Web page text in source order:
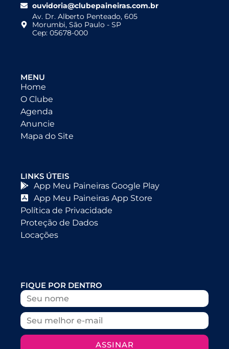
ouvidoria@clubepaineiras.com.br
Av. Dr. Alberto Penteado, 605
Morumbi, São Paulo - SP
Cep: 05678-000
MENU
Home
O Clube
Agenda
Anuncie
Mapa do Site
LINKS ÚTEIS
App Meu Paineiras Google Play
App Meu Paineiras App Store
Política de Privacidade
Proteção de Dados
Locações
FIQUE POR DENTRO
ASSINAR